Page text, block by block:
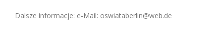
Dalsze informacje: e-Mail: oswiataberlin@web.de